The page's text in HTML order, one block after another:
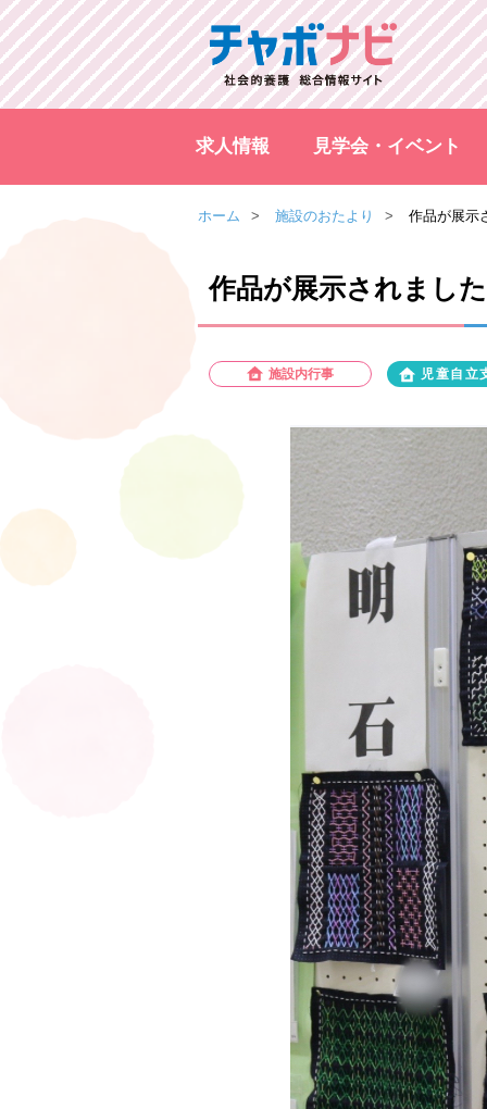
求人情報 見学会・イベント
ホーム 施設のおたより 作品が展示
作品が展示されまし
施設内行事 児童自立